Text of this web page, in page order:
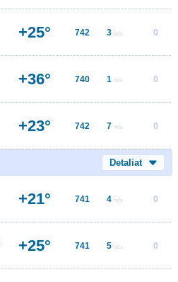
+25° 742 3 m/s 0
+36° 740 1 m/s 0
+23° 742 7 m/s 0
Detaliat
+21° 741 4 m/s 0
+25° 741 5 m/s 0